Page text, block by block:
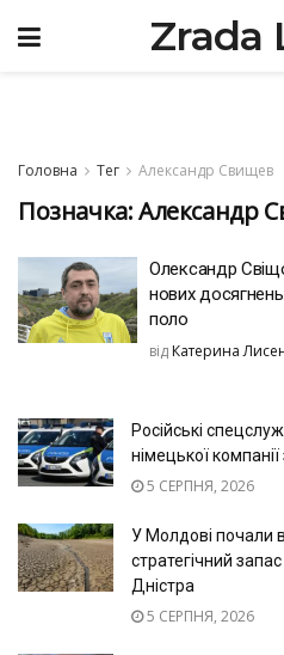
Zrada
Головна Тег Александр Свищев
Позначка:Александр
Олександр
нових
поло
від Катерина
Російські
німецької
5 СЕРПНЯ, 2026
У Молдові почали
стратегічний
Дністра
5 СЕРПНЯ, 2026